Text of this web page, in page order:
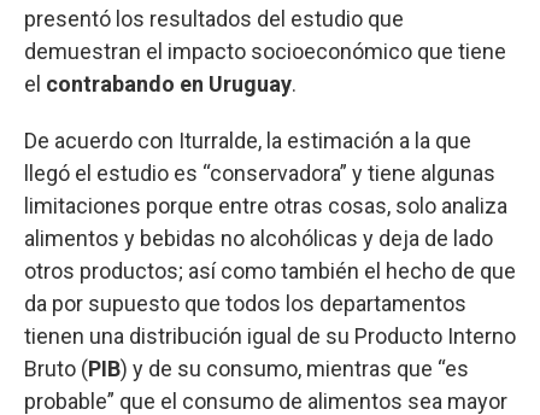
presentó los resultados del estudio que
demuestran el impacto socioeconómico que tiene
el contrabando en Uruguay.
De acuerdo con Iturralde, la estimación a la que
llegó el estudio es “conservadora” y tiene algunas
limitaciones porque entre otras cosas, solo analiza
alimentos y bebidas no alcohólicas y deja de lado
otros productos; así como también el hecho de que
da por supuesto que todos los departamentos
tienen una distribución igual de su Producto Interno
Bruto (PIB) y de su consumo, mientras que “es
probable” que el consumo de alimentos sea mayor